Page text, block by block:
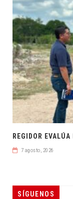
REGIDOR
7 agosto, 2026
SÍGUENOS